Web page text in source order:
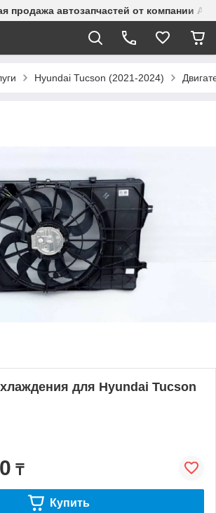
продажа автозапчастей от компании
Hyundai Tucson (2021-2024)
для Hyundai Tucson
₸
Купить